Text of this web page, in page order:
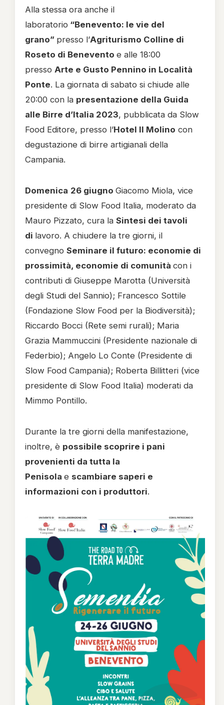
Alla stessa ora anche il
laboratorio “Benevento: le vie del
grano” presso l’Agriturismo Colline di
Roseto di Benevento e alle 18:00
presso Arte e Gusto Pennino in Località
Ponte. La giornata di sabato si chiude alle
20:00 con la presentazione della Guida
alle Birre d’Italia 2023, pubblicata da Slow
Food Editore, presso l’Hotel Il Molino con
degustazione di birre artigianali della
Campania.
Domenica 26 giugno Giacomo Miola, vice
presidente di Slow Food Italia, moderato da
Mauro Pizzato, cura la Sintesi dei tavoli
di lavoro. A chiudere la tre giorni, il
convegno Seminare il futuro: economie di
prossimità, economie di comunità con i
contributi di Giuseppe Marotta (Università
degli Studi del Sannio); Francesco Sottile
(Fondazione Slow Food per la Biodiversità);
Riccardo Bocci (Rete semi rurali); Maria
Grazia Mammuccini (Presidente nazionale di
Federbio); Angelo Lo Conte (Presidente di
Slow Food Campania); Roberta Billitteri (vice
presidente di Slow Food Italia) moderati da
Mimmo Pontillo.
Durante la tre giorni della manifestazione,
inoltre, è possibile scoprire i pani
provenienti da tutta la
Penisola e scambiare saperi e
informazioni con i produttori.